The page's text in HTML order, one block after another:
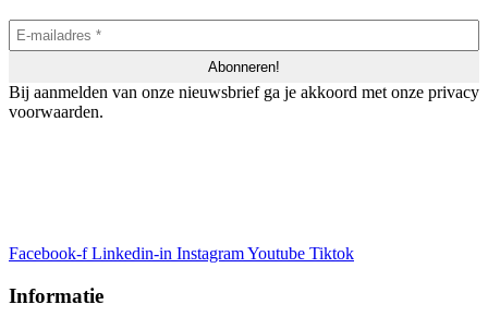
Bij aanmelden van onze nieuwsbrief ga je akkoord met onze privacy
voorwaarden.
Facebook-f Linkedin-in InstagramYoutube Tiktok
Informatie